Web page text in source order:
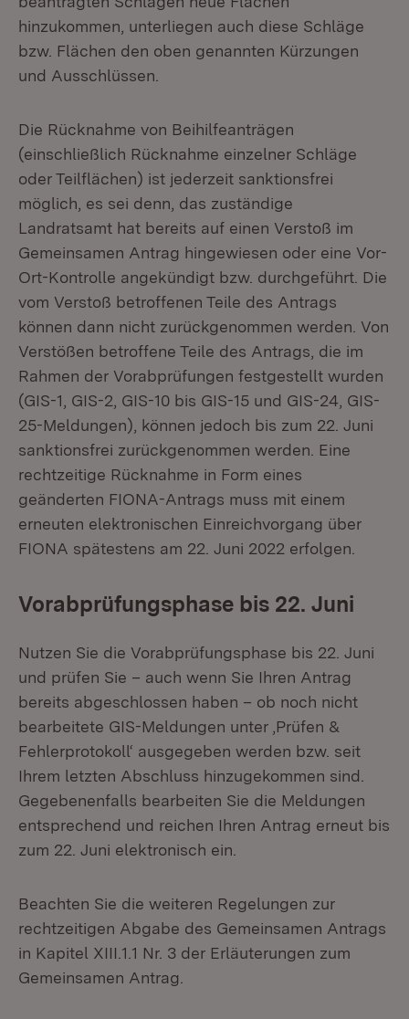
hinzukommen, unterliegen auch diese Schläge
bzw. Flächen den oben genannten Kürzungen
und Ausschlüssen.
Die Rücknahme von Beihilfeanträgen
(einschließlich Rücknahme einzelner Schläge
oder Teilflächen) ist jederzeit sanktionsfrei
möglich, es sei denn, das zuständige
Landratsamt hat bereits auf einen Verstoß im
Gemeinsamen Antrag hingewiesen oder eine Vor-
Ort-Kontrolle angekündigt bzw. durchgeführt. Die
vom Verstoß betroffenen Teile des Antrags
können dann nicht zurückgenommen werden. Von
Verstößen betroffene Teile des Antrags, die im
Rahmen der Vorabprüfungen festgestellt wurden
(GIS-1, GIS-2, GIS-10 bis GIS-15 und GIS-24, GIS-
25-Meldungen), können jedoch bis zum 22. Juni
sanktionsfrei zurückgenommen werden. Eine
rechtzeitige Rücknahme in Form eines
geänderten FIONA-Antrags muss mit einem
erneuten elektronischen Einreichvorgang über
FIONA spätestens am 22. Juni 2022 erfolgen.
Vorabprüfungsphase bis 22. Juni
Nutzen Sie die Vorabprüfungsphase bis 22. Juni
und prüfen Sie – auch wenn Sie Ihren Antrag
bereits abgeschlossen haben – ob noch nicht
bearbeitete GIS-Meldungen unter ‚Prüfen &
Fehlerprotokoll‘ ausgegeben werden bzw. seit
Ihrem letzten Abschluss hinzugekommen sind.
Gegebenenfalls bearbeiten Sie die Meldungen
entsprechend und reichen Ihren Antrag erneut bis
zum 22. Juni elektronisch ein.
Beachten Sie die weiteren Regelungen zur
rechtzeitigen Abgabe des Gemeinsamen Antrags
in Kapitel XIII.1.1 Nr. 3 der Erläuterungen zum
Gemeinsamen Antrag.